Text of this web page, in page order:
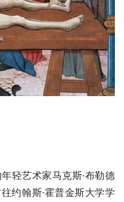
轻艺术家马克斯·布勒德
约翰斯·霍普金斯大学学